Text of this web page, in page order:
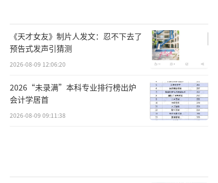
《天才女友》制片人发文：忍不下去了
预告式发声引猜测
2026-08-09 12:06:20
2026“未录满”本科专业排行榜出炉
会计学居首
2026-08-09 09:11:38